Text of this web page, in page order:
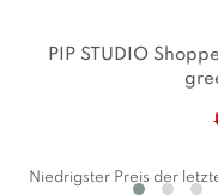
PIP STUDIO
Niedrigster Preis der